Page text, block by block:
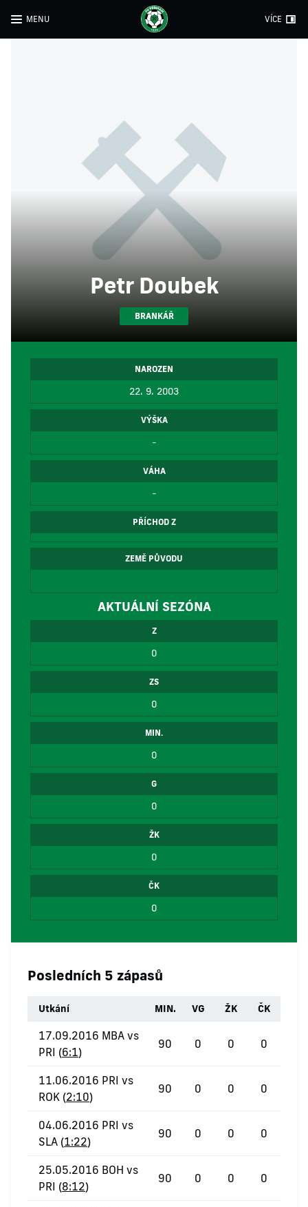
MENU VÍCE
Petr Doubek
BRANKÁŘ
NAROZEN
22. 9. 2003
VÝŠKA
-
VÁHA
-
PŘÍCHOD Z
ZEMĚ PŮVODU
AKTUÁLNÍ SEZÓNA
Z
0
ZS
0
MIN.
0
G
0
ŽK
0
ČK
0
Posledních 5 zápasů
Utkání MIN. VG ŽK ČK
17.09.2016 MBA vs
PRI (6:1)
90 0 0 0
11.06.2016 PRI vs
ROK (2:10)
90 0 0 0
04.06.2016 PRI vs
SLA (1:22)
90 0 0 0
25.05.2016 BOH vs
PRI (8:12)
90 0 0 0